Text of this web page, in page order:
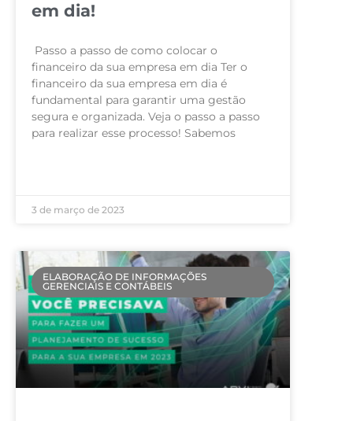
em dia!
Passo a passo de como colocar o
financeiro da sua empresa em dia Ter o
financeiro da sua empresa em dia é
fundamental para garantir uma gestão
segura e organizada. Veja o passo a passo
para realizar esse processo! Sabemos
3 de março de 2023
ELABORAÇÃO DE INFORMAÇÕES
GERENCIAIS E CONTÁBEIS